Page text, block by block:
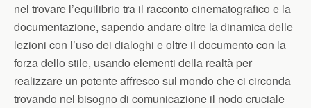
nel trovare l’equilibrio tra il racconto cinematografico e la
documentazione, sapendo andare oltre la dinamica delle
lezioni con l’uso dei dialoghi e oltre il documento con la
forza dello stile, usando elementi della realtà per
realizzare un potente affresco sul mondo che ci circonda
trovando nel bisogno di comunicazione il nodo cruciale